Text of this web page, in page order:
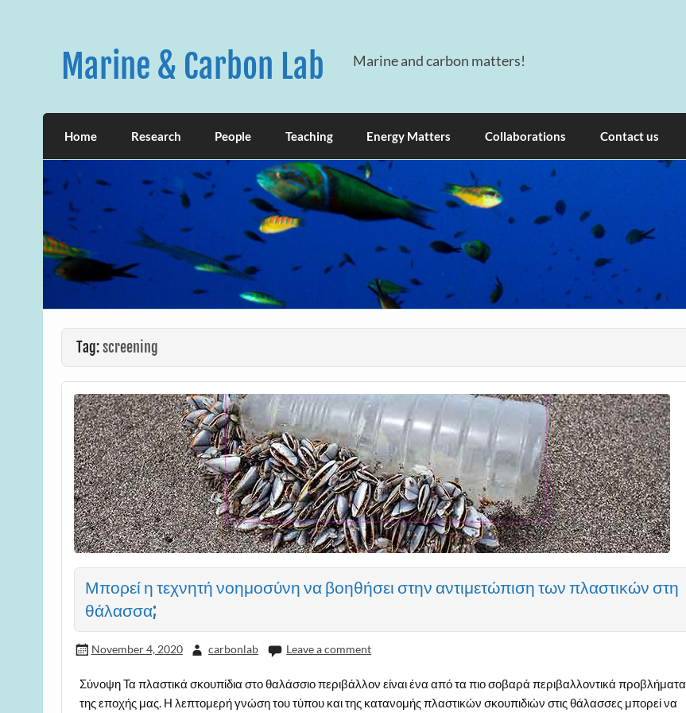
Marine & Carbon Lab Marine and carbon matters!
Home Research People Teaching Energy Matters Collaborations Contact us
Tag:screening
Μπορεί η τεχνητή νοημοσύνη να βοηθήσει στην αντιμετώπιση των πλαστικών στη
θάλασσα;
November 4, 2020 carbonlab Leave a comment
Σύνοψη Τα πλαστικά σκουπίδια στο θαλάσσιο περιβάλλον είναι ένα από τα πιο σοβαρά περιβαλλοντικά προβλήματα
της εποχής μας. Η λεπτομερή γνώση του τύπου και της κατανομής πλαστικών σκουπιδιών στις θάλασσες μπορεί να